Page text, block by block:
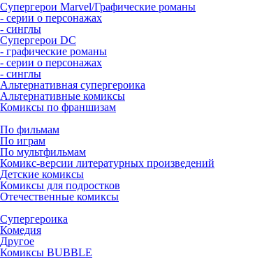
Супергерои Marvel/Графические романы
- серии о персонажах
- синглы
Супергерои DC
- графические романы
- серии о персонажах
- синглы
Альтернативная супергероика
Альтернативные комиксы
Комиксы по франшизам
По фильмам
По играм
По мультфильмам
Комикс-версии литературных произведений
Детские комиксы
Комиксы для подростков
Отечественные комиксы
Супергероика
Комедия
Другое
Комиксы BUBBLE